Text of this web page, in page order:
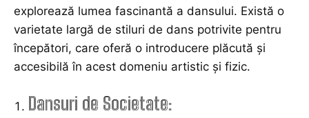
explorează lumea fascinantă a dansului. Există o
varietate largă de stiluri de dans potrivite pentru
începători, care oferă o introducere plăcută și
accesibilă în acest domeniu artistic și fizic.
Dansuri de Societate: